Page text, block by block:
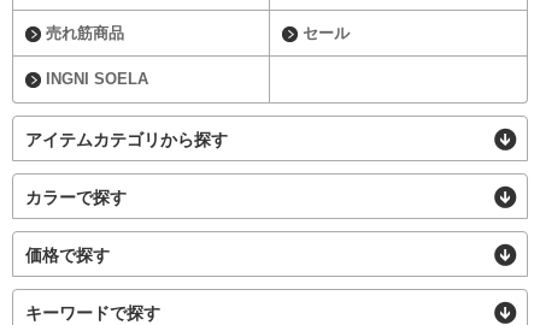
売れ筋商品 セール
INGNI SOELA
アイテムカテゴリから探す
カラーで探す
価格で探す
キーワードで探す